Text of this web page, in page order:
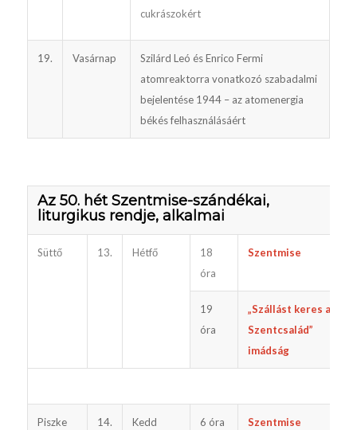
cukrászokért
19. Vasárnap
Szilárd Leó és Enrico Fermi
atomreaktorra vonatkozó szabadalmi
bejelentése 1944 – az atomenergia
békés felhasználásáért
Az 50. hét Szentmise-szándékai,
liturgikus rendje, alkalmai
Süttő 13. Hétfő
18
óra
Szentmise
19
óra
„Szállást keres a
Szentcsalád”
imádság
Piszke 14. Kedd
6 óra
Szentmise